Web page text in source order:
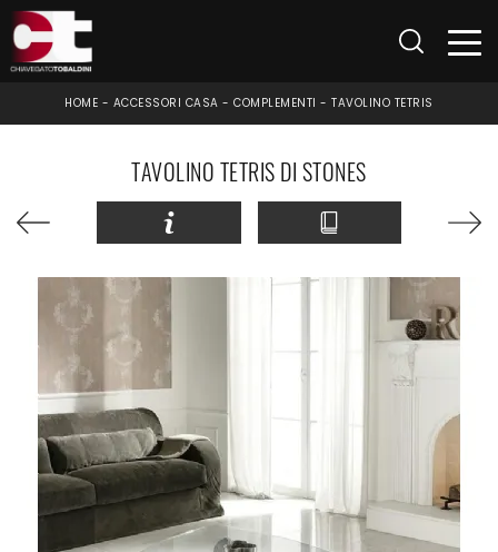
HOME - ACCESSORI CASA -COMPLEMENTI -TAVOLINO TETRIS
TAVOLINO TETRIS DI STONES